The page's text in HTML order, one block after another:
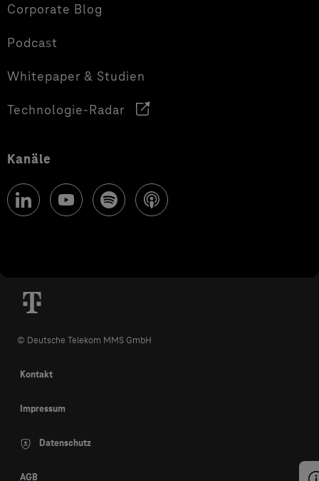
Corporate Blog
Podcast
Whitepaper & Studien
Technologie-Radar
Kanäle
© Deutsche Telekom MMS GmbH
Kontakt
Impressum
Datenschutz
AGB